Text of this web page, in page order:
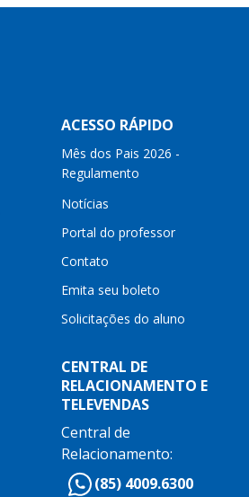
ACESSO RÁPIDO
Mês dos Pais 2026 -
Regulamento
Notícias
Portal do professor
Contato
Emita seu boleto
Solicitações do aluno
CENTRAL DE
RELACIONAMENTO E
TELEVENDAS
Central de
Relacionamento:
(85) 4009.6300